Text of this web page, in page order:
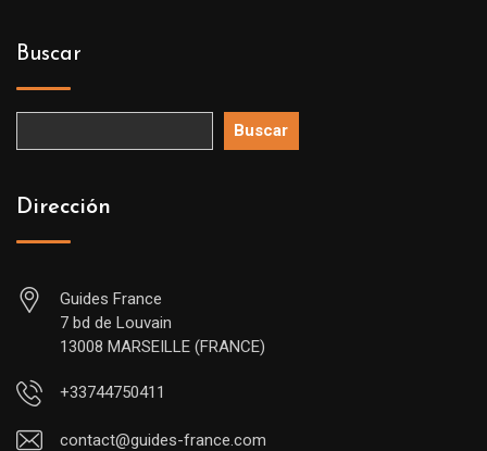
Buscar
Buscar
Dirección
Guides France
7 bd de Louvain
13008 MARSEILLE (FRANCE)
+33744750411
contact@guides-france.com